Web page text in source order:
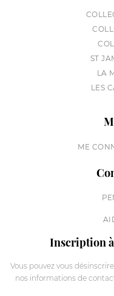
ST
LA
LES
ME
Inscription
Vous pouvez vous
nos informations de